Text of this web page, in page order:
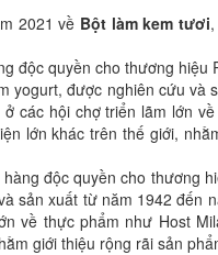
2021 về Bột làm kem tươi,
độc quyền cho thương hiệu
yogurt, được nghiên cứu và
các hội chợ triển lãm lớn
lớn khác trên thế giới,
độc quyền cho thương
sản xuất từ năm 1942 đến
về thực phẩm như Host
giới thiệu rộng rãi sản